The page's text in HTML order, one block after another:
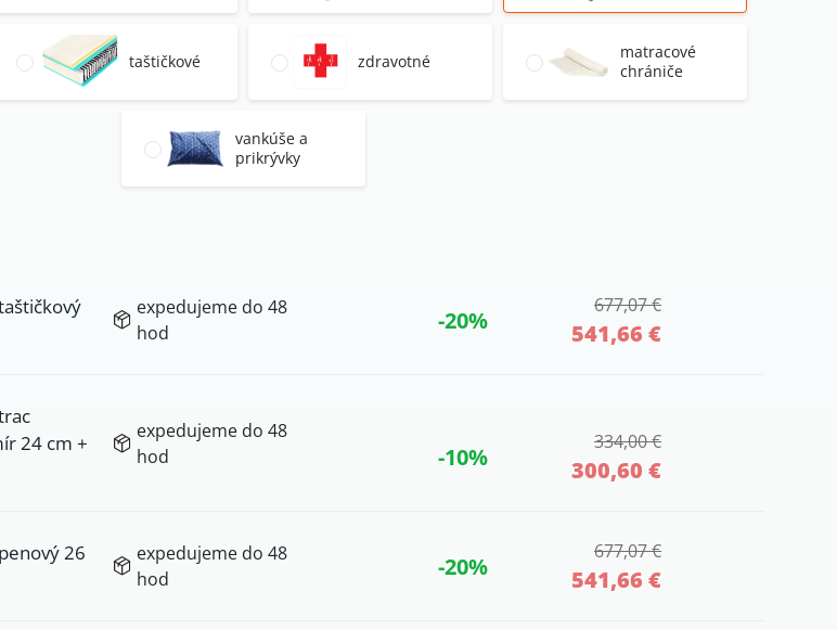
taštičkové zdravotné
matracové
chrániče
vankúše a
prikrývky
expedujeme do 48
hod
-20%
677,07 €
541,66 €
24 cm +
expedujeme do 48
hod
-10%
334,00 €
300,60 €
26
expedujeme do 48
hod
-20%
677,07 €
541,66 €